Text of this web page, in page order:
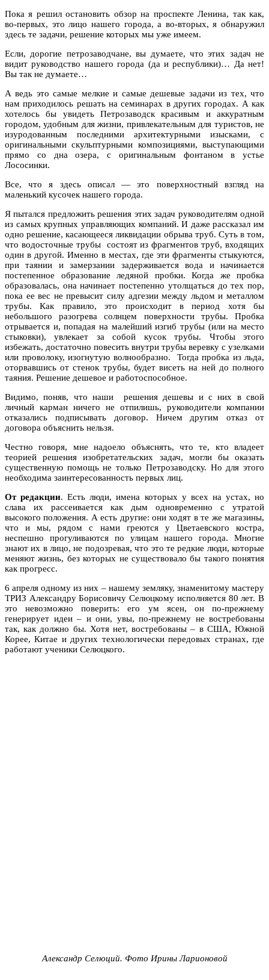
Пока я решил остановить обзор на проспекте Ленина, так как,
во-первых, это лицо нашего города, а во-вторых, я обнаружил
здесь те задачи, решение которых мы уже имеем.
Если, дорогие петрозаводчане, вы думаете, что этих задач не
видит руководство нашего города (да и республики)… Да нет!
Вы так не думаете…
А ведь это самые мелкие и самые дешевые задачи из тех, что
нам приходилось решать на семинарах в других городах. А как
хотелось бы увидеть Петрозаводск красивым и аккуратным
городом, удобным для жизни, привлекательным для туристов, не
изуродованным последними архитектурными изысками, с
оригинальными скульптурными композициями, выступающими
прямо со дна озера, с оригинальным фонтаном в устье
Лососинки.
Все, что я здесь описал — это поверхностный взгляд на
маленький кусочек нашего города.
Я пытался предложить решения этих задач руководителям одной
из самых крупных управляющих компаний. И даже рассказал им
одно решение, касающееся ликвидации обрыва труб. Суть в том,
что водосточные трубы состоят из фрагментов труб, входящих
один в другой. Именно в местах, где эти фрагменты стыкуются,
при таянии и замерзании задерживается вода и начинается
постепенное образование ледяной пробки. Когда же пробка
образовалась, она начинает постепенно утолщаться до тех пор,
пока ее вес не превысит силу адгезии между льдом и металлом
трубы. Как правило, это происходит в период хотя бы
небольшого разогрева солнцем поверхности трубы. Пробка
отрывается и, попадая на малейший изгиб трубы (или на место
стыковки), увлекает за собой кусок трубы. Чтобы этого
избежать, достаточно повесить внутри трубы веревку с узелками
или проволоку, изогнутую волнообразно. Тогда пробка из льда,
оторвавшись от стенок трубы, будет висеть на ней до полного
таяния. Решение дешевое и работоспособное.
Видимо, поняв, что наши решения дешевы и с них в свой
личный карман ничего не отпилишь, руководители компании
отказались подписывать договор. Ничем другим отказ от
договора объяснить нельзя.
Честно говоря, мне надоело объяснять, что те, кто владеет
теорией решения изобретательских задач, могли бы оказать
существенную помощь не только Петрозаводску. Но для этого
необходима заинтересованность первых лиц.
От редакции. Есть люди, имена которых у всех на устах, но
слава их рассеивается как дым одновременно с утратой
высокого положения. А есть другие: они ходят в те же магазины,
что и мы, рядом с нами греются у Цветаевского костра,
неспешно прогуливаются по улицам нашего города. Многие
знают их в лицо, не подозревая, что это те редкие люди, которые
меняют жизнь, без которых не существовало бы такого понятия
как прогресс.
6 апреля одному из них – нашему земляку, знаменитому мастеру
ТРИЗ Александру Борисовичу Селюцкому исполняется 80 лет. В
это невозможно поверить: его ум ясен, он по-прежнему
генерирует идеи – и они, увы, по-прежнему не востребованы
так, как должно бы. Хотя нет, востребованы – в США, Южной
Корее, Китае и других технологически передовых странах, где
работают ученики Селюцкого.
Александр Селюций. Фото Ирины Ларионовой